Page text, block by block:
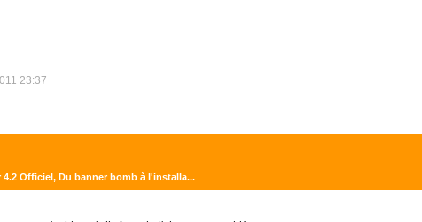
23:37
Officiel, Du banner bomb à l'installa...